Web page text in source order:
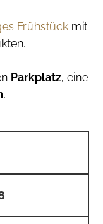
Frühstück mit
Parkplatz, eine
.